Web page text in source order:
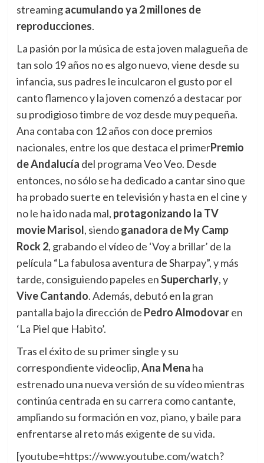
streamingacumulando ya 2 millones de
reproducciones.
La pasión por la música de esta joven malagueña de
tan solo 19 años no es algo nuevo, viene desde su
infancia, sus padres le inculcaron el gusto por el
canto flamenco y la joven comenzó a destacar por
su prodigioso timbre de voz desde muy pequeña.
Ana contaba con 12 años con doce premios
nacionales, entre los que destaca el primerPremio
de Andalucía del programa Veo Veo. Desde
entonces, no sólo se ha dedicado a cantar sino que
ha probado suerte en televisión y hasta en el cine y
no le ha ido nada mal, protagonizando la TV
movie Marisol, siendoganadora de My Camp
Rock 2, grabando el vídeo de ‘Voy a brillar’ de la
película “La fabulosa aventura de Sharpay”, y más
tarde, consiguiendo papeles enSupercharly, y
Vive Cantando. Además, debutó en la gran
pantalla bajo la dirección de Pedro Almodovaren
‘La Piel que Habito’.
Tras el éxito de su primer single y su
correspondiente videoclip,Ana Mena ha
estrenado una nueva versión de su vídeo mientras
continúa centrada en su carrera como cantante,
ampliando su formación en voz, piano, y baile para
enfrentarse al reto más exigente de su vida.
[youtube=https://www.youtube.com/watch?